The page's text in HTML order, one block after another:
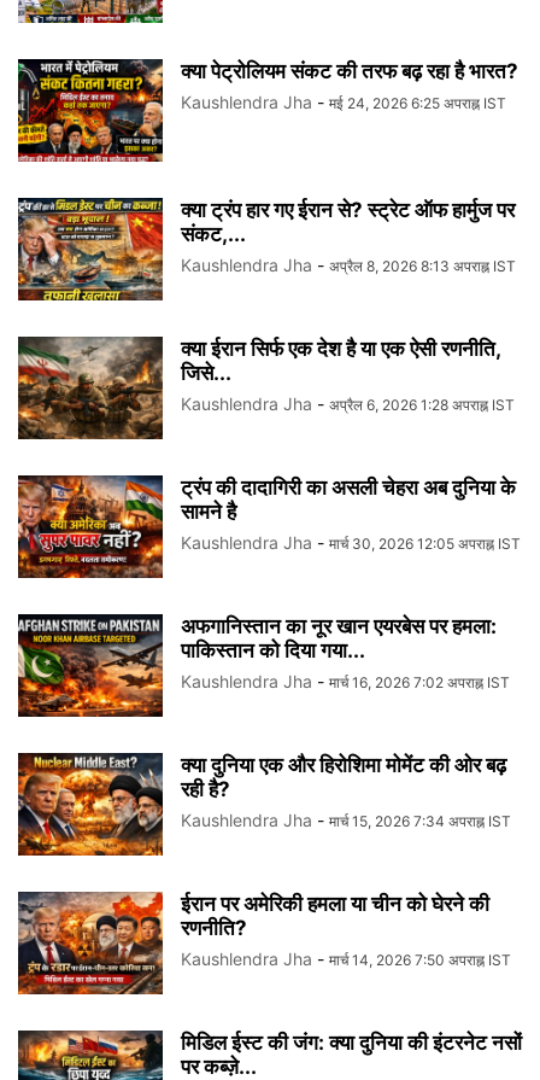
क्या पेट्रोलियम संकट की तरफ बढ़ रहा है भारत?
Kaushlendra Jha - मई 24, 2026 6:25 अपराह्न IST
क्या ट्रंप हार गए ईरान से? स्ट्रेट ऑफ हार्मुज पर
संकट,...
Kaushlendra Jha - अप्रैल 8, 2026 8:13 अपराह्न IST
क्या ईरान सिर्फ एक देश है या एक ऐसी रणनीति,
जिसे...
Kaushlendra Jha - अप्रैल 6, 2026 1:28 अपराह्न IST
ट्रंप की दादागिरी का असली चेहरा अब दुनिया के
सामने है
Kaushlendra Jha - मार्च 30, 2026 12:05 अपराह्न IST
अफगानिस्तान का नूर खान एयरबेस पर हमला:
पाकिस्तान को दिया गया...
Kaushlendra Jha - मार्च 16, 2026 7:02 अपराह्न IST
क्या दुनिया एक और हिरोशिमा मोमेंट की ओर बढ़
रही है?
Kaushlendra Jha - मार्च 15, 2026 7:34 अपराह्न IST
ईरान पर अमेरिकी हमला या चीन को घेरने की
रणनीति?
Kaushlendra Jha - मार्च 14, 2026 7:50 अपराह्न IST
मिडिल ईस्ट की जंग: क्या दुनिया की इंटरनेट नसों
पर कब्ज़े...